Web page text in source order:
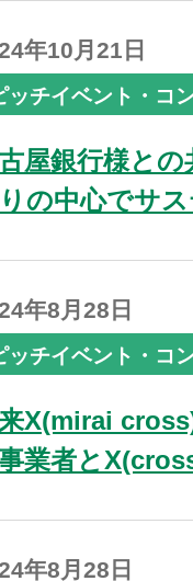
年10月21日
ッチイベント・コ
屋銀行様と
の中心でサ
年8月28日
ッチイベント・コ
X(mirai
業者と
年8月28日